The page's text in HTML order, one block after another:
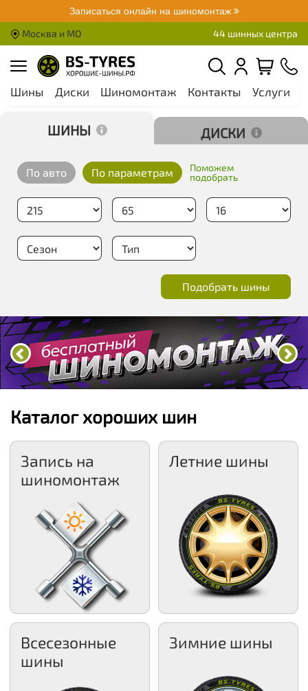
Записаться онлайн на шиномонтаж
Москва и МО 44 шинных центра
Шины Диски Шиномонтаж Контакты Услуги
Шины Диски
По авто По параметрам
Поможем
подобрать
Подобрать шины
Каталог хороших шин
Запись на
шиномонтаж
Летние шины
Всесезонные
шины
Зимние шины